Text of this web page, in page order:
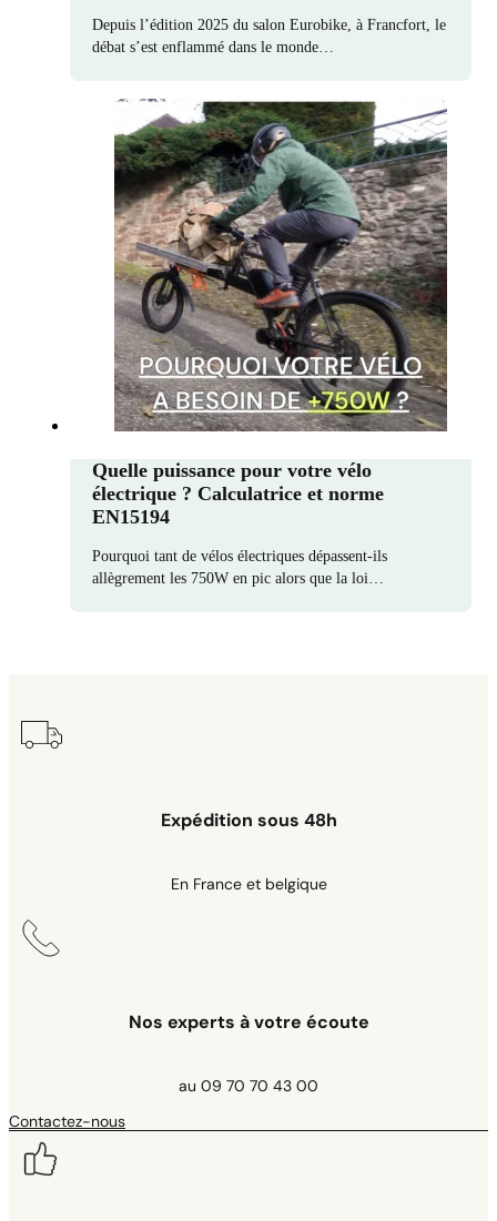
Depuis l’édition 2025 du salon Eurobike, à Francfort, le
débat s’est enflammé dans le monde…
Quelle puissance pour votre vélo
électrique ? Calculatrice et norme
EN15194
Pourquoi tant de vélos électriques dépassent-ils
allègrement les 750W en pic alors que la loi…
Expédition sous 48h
En France et belgique
Nos experts à votre écoute
au 09 70 70 43 00
Contactez-nous